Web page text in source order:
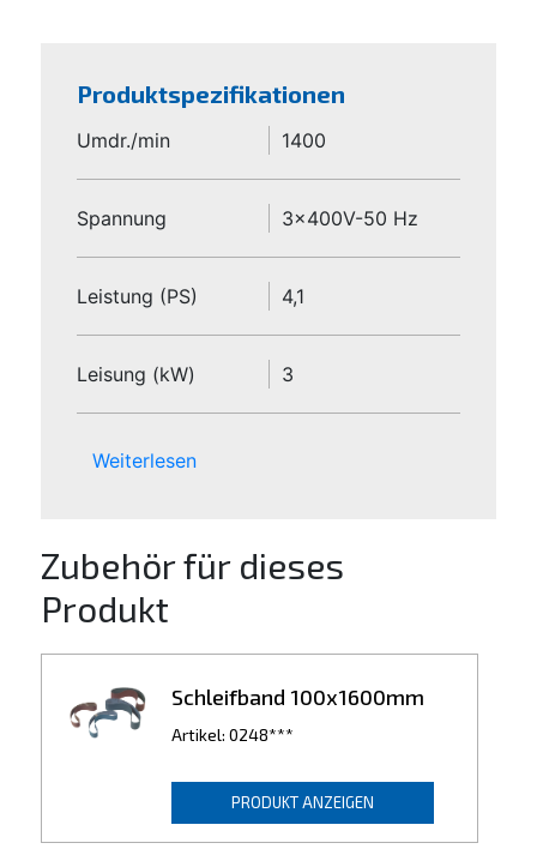
Produktspezifikationen
Umdr./min 1400
Spannung 3x400V-50 Hz
Leistung (PS) 4,1
Leisung (kW) 3
Weiterlesen
Zubehör für dieses
Produkt
Schleifband 100x1600mm
Artikel: 0248***
PRODUKT ANZEIGEN